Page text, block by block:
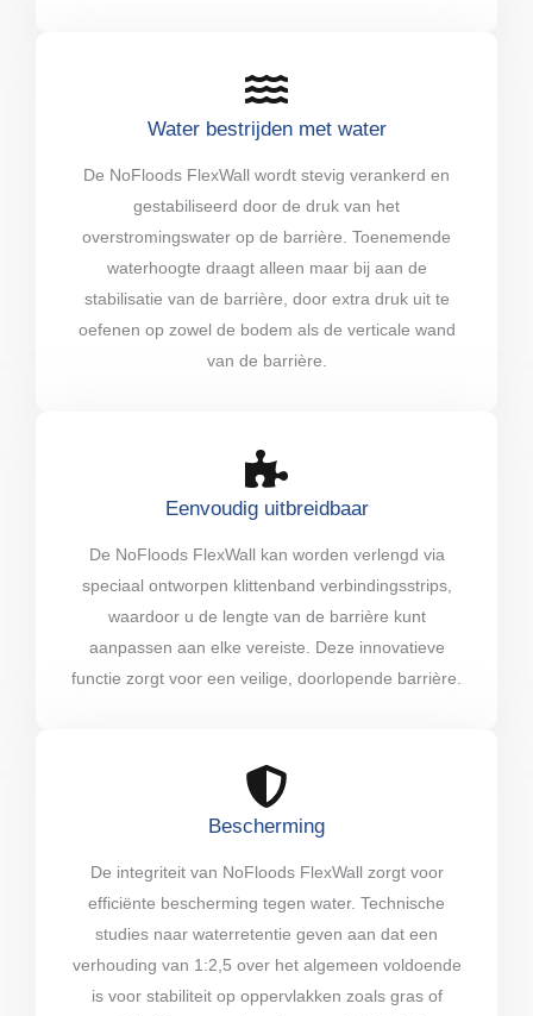
Water bestrijden met water
De NoFloods FlexWall wordt stevig verankerd en
gestabiliseerd door de druk van het
overstromingswater op de barrière. Toenemende
waterhoogte draagt alleen maar bij aan de
stabilisatie van de barrière, door extra druk uit te
oefenen op zowel de bodem als de verticale wand
van de barrière.
Eenvoudig uitbreidbaar
De NoFloods FlexWall kan worden verlengd via
speciaal ontworpen klittenband verbindingsstrips,
waardoor u de lengte van de barrière kunt
aanpassen aan elke vereiste. Deze innovatieve
functie zorgt voor een veilige, doorlopende barrière.
Bescherming
De integriteit van NoFloods FlexWall zorgt voor
efficiënte bescherming tegen water. Technische
studies naar waterretentie geven aan dat een
verhouding van 1:2,5 over het algemeen voldoende
is voor stabiliteit op oppervlakken zoals gras of